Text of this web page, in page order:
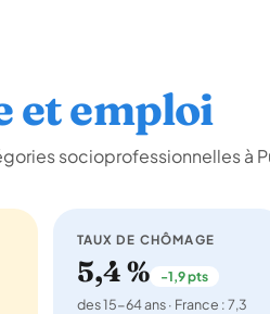
et emploi
socioprofessionnelles à
TAUX DE CHÔMAGE
5,4 % -1,9 pts
des 15-64 ans · France : 7,3